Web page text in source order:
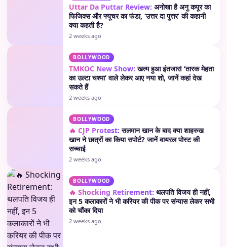
Uttar Da Puttar Review: अनोखा है अनु कपूर का
फिजिक्स और फ्यूचर का फंडा, ‘उत्तर दा पुत्तर’ की कहानी
क्या कहती है?
2 weeks ago
BOLLYWOOD
TMKOC New Show: खत्म हुआ इंतजार! ‘तारक मेहता
का उल्टा चश्मा’ वाले लेकर आए नया शो, जानें कहां देख
सकते हैं
2 weeks ago
BOLLYWOOD
🔥 CJP Protest: सलमान खान के बाद क्या शाहरुख
खान ने छात्रों का किया सपोर्ट? जानें वायरल पोस्ट की
सच्चाई
2 weeks ago
BOLLYWOOD
🔥 Shocking Retirement: थलपति विजय ही नहीं,
इन 5 कलाकारों ने भी करियर की पीक पर संन्यास लेकर सभी
को चौंका दिया
2 weeks ago